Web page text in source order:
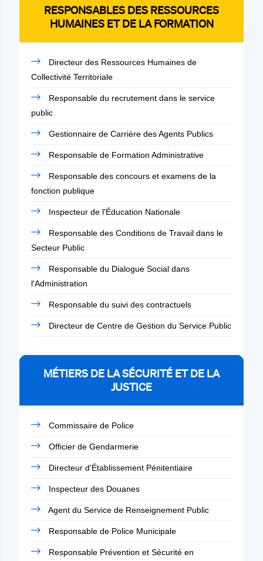
RESPONSABLES DES RESSOURCES
HUMAINES ET DE LA FORMATION
Directeur des Ressources Humaines de
Collectivité Territoriale
Responsable du recrutement dans le service
public
Gestionnaire de Carrière des Agents Publics
Responsable de Formation Administrative
Responsable des concours et examens de la
fonction publique
Inspecteur de l'Éducation Nationale
Responsable des Conditions de Travail dans le
Secteur Public
Responsable du Dialogue Social dans
l'Administration
Responsable du suivi des contractuels
Directeur de Centre de Gestion du Service Public
MÉTIERS DE LA SÉCURITÉ ET DE LA
JUSTICE
Commissaire de Police
Officier de Gendarmerie
Directeur d'Établissement Pénitentiaire
Inspecteur des Douanes
Agent du Service de Renseignement Public
Responsable de Police Municipale
Responsable Prévention et Sécurité en